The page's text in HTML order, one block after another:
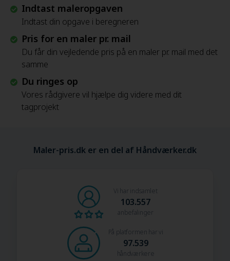
Indtast maleropgaven
Indtast din opgave i beregneren
Pris for en maler pr. mail
Du får din vejledende pris på en maler pr. mail med det
samme
Du ringes op
Vores rådgivere vil hjælpe dig videre med dit
tagprojekt
Maler-pris.dk er en del af Håndværker.dk
Vi har indsamlet
103.557
anbefalinger
På platformen har vi
97.539
håndværkere